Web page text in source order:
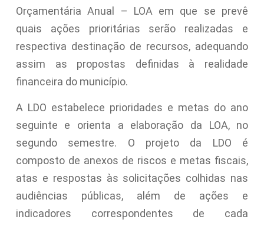
Orçamentária Anual – LOA em que se prevê
quais ações prioritárias serão realizadas e
respectiva destinação de recursos, adequando
assim as propostas definidas à realidade
financeira do município.
A LDO estabelece prioridades e metas do ano
seguinte e orienta a elaboração da LOA, no
segundo semestre. O projeto da LDO é
composto de anexos de riscos e metas fiscais,
atas e respostas às solicitações colhidas nas
audiências públicas, além de ações e
indicadores correspondentes de cada